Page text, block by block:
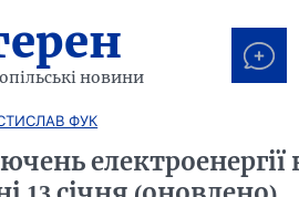
новини
ФУК
електроенергії